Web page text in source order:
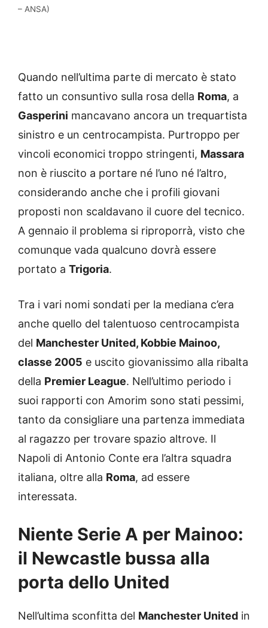
– ANSA)
Quando nell’ultima parte di mercato è stato
fatto un consuntivo sulla rosa della Roma, a
Gasperini mancavano ancora un trequartista
sinistro e un centrocampista. Purtroppo per
vincoli economici troppo stringenti, Massara
non è riuscito a portare né l’uno né l’altro,
considerando anche che i profili giovani
proposti non scaldavano il cuore del tecnico.
A gennaio il problema si riproporrà, visto che
comunque vada qualcuno dovrà essere
portato a Trigoria.
Tra i vari nomi sondati per la mediana c’era
anche quello del talentuoso centrocampista
del Manchester United, Kobbie Mainoo,
classe 2005 e uscito giovanissimo alla ribalta
della Premier League. Nell’ultimo periodo i
suoi rapporti con Amorim sono stati pessimi,
tanto da consigliare una partenza immediata
al ragazzo per trovare spazio altrove. Il
Napoli di Antonio Conte era l’altra squadra
italiana, oltre alla Roma, ad essere
interessata.
Niente Serie A per Mainoo:
il Newcastle bussa alla
porta dello United
Nell’ultima sconfitta del Manchester United in